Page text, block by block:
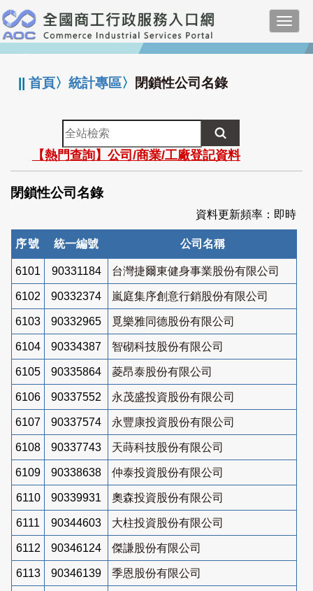
跳
到
主
要
:::
||首頁〉統計專區〉 閉鎖性公司名錄
全
站
檢
索
【熱門查詢】公司/商業/工廠登記資料
閉鎖性公司名錄
資料更新頻率：即時
序號 統一編號 公司名稱
6101 90331184 台灣捷爾東健身事業股份有限公司
6102 90332374 嵐庭集序創意行銷股份有限公司
6103 90332965 覓樂雅同德股份有限公司
6104 90334387 智砌科技股份有限公司
6105 90335864 菱昂泰股份有限公司
6106 90337552 永茂盛投資股份有限公司
6107 90337574 永豐康投資股份有限公司
6108 90337743 天蒔科技股份有限公司
6109 90338638 仲泰投資股份有限公司
6110 90339931 奧森投資股份有限公司
6111 90344603 大柱投資股份有限公司
6112 90346124 傑謙股份有限公司
6113 90346139 季恩股份有限公司